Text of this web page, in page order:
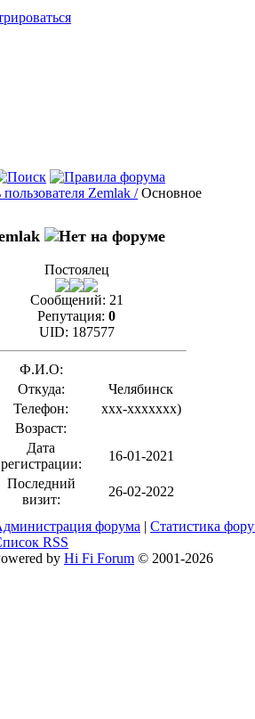
Zemlak / Основное
Постоялец
Сообщений: 21
Репутация: 0
UID: 187577
Ф.И.О:
Откуда:
Челябинск
Телефон:
xxx-xxxxxxx)
Возраст:
Дата
регистрации:
16-01-2021
Последний
визит:
26-02-2022
форума | Статистика
RSS
by Hi Fi Forum © 2001-2026